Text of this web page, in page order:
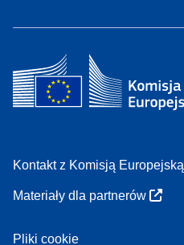
Kontakt z Komisją Europejską
Materiały dla partnerów
Pliki cookie